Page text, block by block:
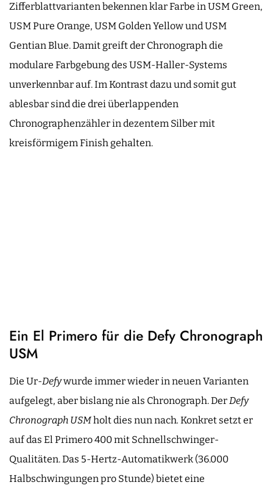
Zifferblattvarianten bekennen klar Farbe in USM Green,
USM Pure Orange, USM Golden Yellow und USM
Gentian Blue. Damit greift der Chronograph die
modulare Farbgebung des USM-Haller-Systems
unverkennbar auf. Im Kontrast dazu und somit gut
ablesbar sind die drei überlappenden
Chronographenzähler in dezentem Silber mit
kreisförmigem Finish gehalten.
Ein El Primero für die Defy Chronograph
USM
Die Ur-Defywurde immer wieder in neuen Varianten
aufgelegt, aber bislang nie als Chronograph. Der Defy
Chronograph USMholt dies nun nach. Konkret setzt er
auf das El Primero 400 mit Schnellschwinger-
Qualitäten. Das 5-Hertz-Automatikwerk (36.000
Halbschwingungen pro Stunde) bietet eine